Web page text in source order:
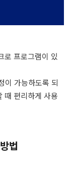
로 프로그램이 있
이 가능하도록 되
때 편리하게 사용
법